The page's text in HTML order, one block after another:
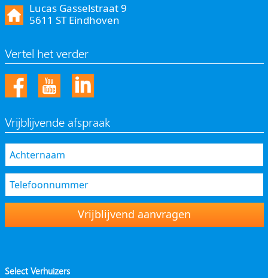
Lucas Gasselstraat 9
5611 ST Eindhoven
Vertel het verder
Vrijblijvende afspraak
Vrijblijvend aanvragen
Select Verhuizers